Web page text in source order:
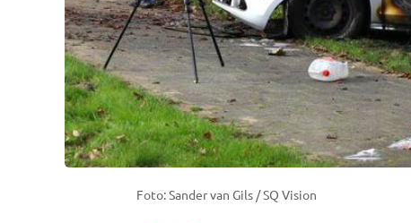
Foto: Sander van Gils / SQ Vision